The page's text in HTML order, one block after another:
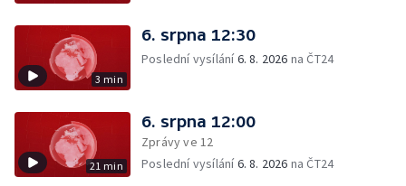
3 min
6. srpna 12:30
Poslední vysílání6. 8. 2026 na ČT24
21 min
6. srpna 12:00
Zprávy ve 12
Poslední vysílání6. 8. 2026 na ČT24